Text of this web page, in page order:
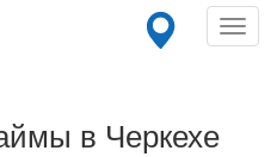
в Черкехе